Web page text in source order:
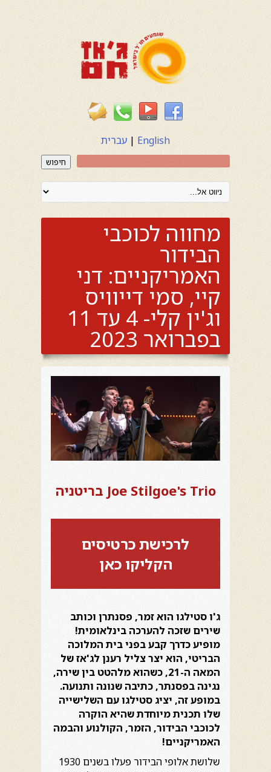
English
| עברית
חיפוש
מחווה לכוכבי
הבידור
האמריקניים: דני
קיי, סמי דייוויס
וג'ין קלי- 4 עד 11
בפברואר 2023
Joe Stilgoe's Trio בריטניה
לרכישת כרטיסים
הקליקו כאן
ג'ו סטילגו הוא זמר, פסנתרן וכותב
שירים שזכה להערכה בינלאומית!
מופיע כדרך קבע בפני בית המלוכה
הבריטי, הוא יצר צליל רענן לג'אז של
המאה ה-21, כשהוא מלהטט בין שירה,
נגינה בפסנתר, כתיבה שנונה ותנועה.
במופע זה, יציג סטילגו עם השלישייה
שלו תכנית מיוחדת שהיא הוקרה
לכוכבי הבידור, הזמר, הקולנוע והבמה
האמריקניים!
שלושת אלופי הבידור פעלו בשנים 1930